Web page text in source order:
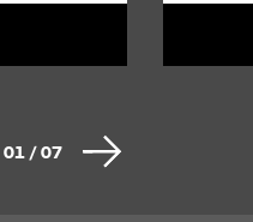
01 /07